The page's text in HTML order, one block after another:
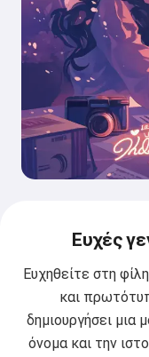
Ευχές
Ευχηθείτε στη
και
δημιουργήσει μια
όνομα και την